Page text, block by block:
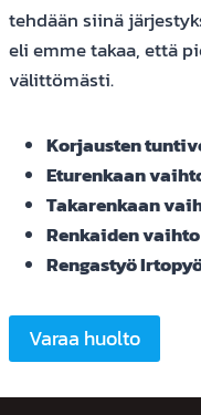
tehdään siinä
eli emme takaa, että
välittömästi.
Korjausten
Eturenkaan
Takarenkaan
Renkaiden
Rengastyö
Varaa huolto